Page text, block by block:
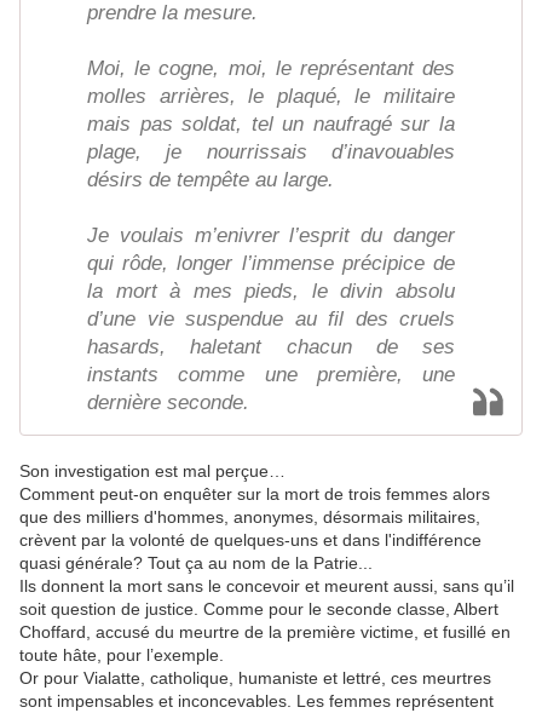
prendre la mesure.
Moi, le cogne, moi, le représentant des
molles arrières, le plaqué, le militaire
mais pas soldat, tel un naufragé sur la
plage, je nourrissais d’inavouables
désirs de tempête au large.
Je voulais m’enivrer l’esprit du danger
qui rôde, longer l’immense précipice de
la mort à mes pieds, le divin absolu
d’une vie suspendue au fil des cruels
hasards, haletant chacun de ses
instants comme une première, une
dernière seconde.
Son investigation est mal perçue…
Comment peut-on enquêter sur la mort de trois femmes alors
que des milliers d'hommes, anonymes, désormais militaires,
crèvent par la volonté de quelques-uns et dans l'indifférence
quasi générale? Tout ça au nom de la Patrie...
Ils donnent la mort sans le concevoir et meurent aussi, sans qu’il
soit question de justice. Comme pour le seconde classe, Albert
Choffard, accusé du meurtre de la première victime, et fusillé en
toute hâte, pour l’exemple.
Or pour Vialatte, catholique, humaniste et lettré, ces meurtres
sont impensables et inconcevables. Les femmes représentent